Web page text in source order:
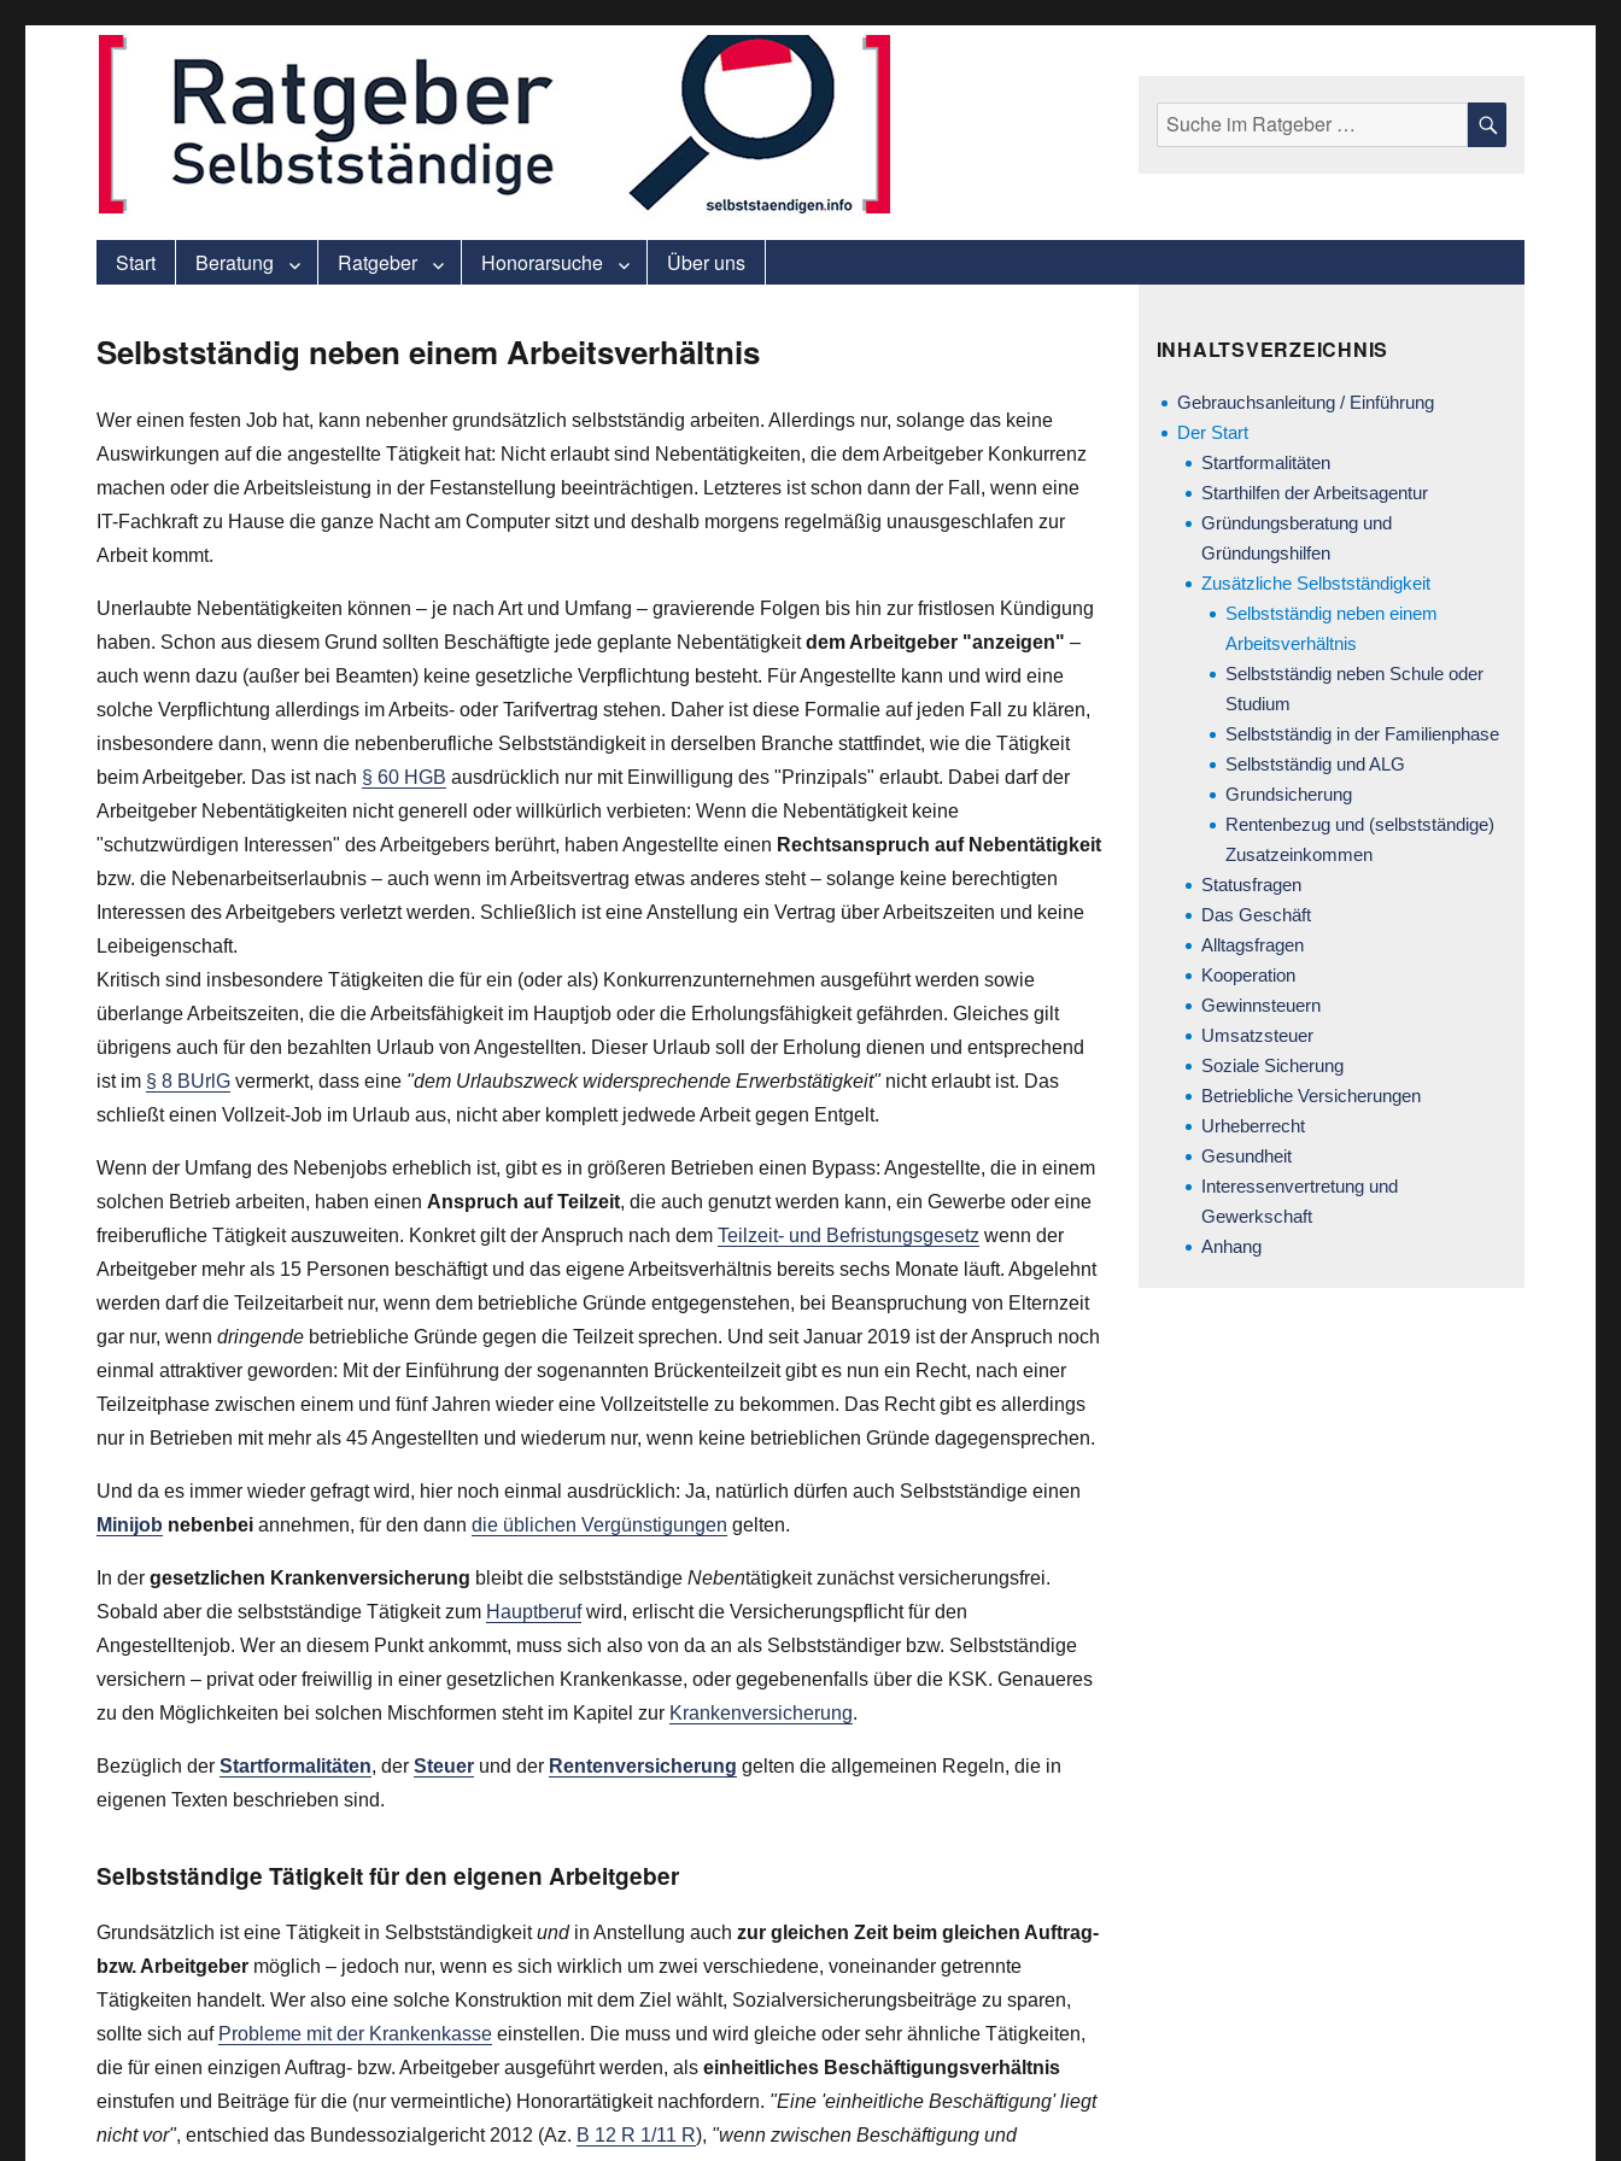
selbststaendigen.info
ver.di-Beratung für Solo-Selbstständige – praxisnah und individuell.
Suche
nach:
Start Beratung Ratgeber Honorarsuche Über uns
Selbstständig neben einem Arbeitsverhältnis
Wer einen festen Job hat, kann nebenher grundsätzlich selbstständig arbeiten. Allerdings nur, solange das keine
Auswirkungen auf die angestellte Tätigkeit hat: Nicht erlaubt sind Nebentätigkeiten, die dem Arbeitgeber Konkurrenz
machen oder die Arbeitsleistung in der Festanstellung beeinträchtigen. Letzteres ist schon dann der Fall, wenn eine
IT-Fachkraft zu Hause die ganze Nacht am Computer sitzt und deshalb morgens regelmäßig unausgeschlafen zur
Arbeit kommt.
Unerlaubte Nebentätigkeiten können – je nach Art und Umfang – gravierende Folgen bis hin zur fristlosen Kündigung
haben. Schon aus diesem Grund sollten Beschäftigte jede geplante Nebentätigkeitdem Arbeitgeber "anzeigen" –
auch wenn dazu (außer bei Beamten) keine gesetzliche Verpflichtung besteht. Für Angestellte kann und wird eine
solche Verpflichtung allerdings im Arbeits- oder Tarifvertrag stehen. Daher ist diese Formalie auf jeden Fall zu klären,
insbesondere dann, wenn die nebenberufliche Selbstständigkeit in derselben Branche stattfindet, wie die Tätigkeit
beim Arbeitgeber. Das ist nach § 60 HGB ausdrücklich nur mit Einwilligung des "Prinzipals" erlaubt. Dabei darf der
Arbeitgeber Nebentätigkeiten nicht generell oder willkürlich verbieten: Wenn die Nebentätigkeit keine
"schutzwürdigen Interessen" des Arbeitgebers berührt, haben Angestellte einen Rechtsanspruch auf Nebentätigkeit
bzw. die Nebenarbeitserlaubnis – auch wenn im Arbeitsvertrag etwas anderes steht – solange keine berechtigten
Interessen des Arbeitgebers verletzt werden. Schließlich ist eine Anstellung ein Vertrag über Arbeitszeiten und keine
Leibeigenschaft.
Kritisch sind insbesondere Tätigkeiten die für ein (oder als) Konkurrenzunternehmen ausgeführt werden sowie
überlange Arbeitszeiten, die die Arbeitsfähigkeit im Hauptjob oder die Erholungsfähigkeit gefährden. Gleiches gilt
übrigens auch für den bezahlten Urlaub von Angestellten. Dieser Urlaub soll der Erholung dienen und entsprechend
ist im § 8 BUrlG vermerkt, dass eine "dem Urlaubszweck widersprechende Erwerbstätigkeit"nicht erlaubt ist. Das
schließt einen Vollzeit-Job im Urlaub aus, nicht aber komplett jedwede Arbeit gegen Entgelt.
Wenn der Umfang des Nebenjobs erheblich ist, gibt es in größeren Betrieben einen Bypass: Angestellte, die in einem
solchen Betrieb arbeiten, haben einen Anspruch auf Teilzeit, die auch genutzt werden kann, ein Gewerbe oder eine
freiberufliche Tätigkeit auszuweiten. Konkret gilt der Anspruch nach demTeilzeit- und Befristungsgesetz wenn der
Arbeitgeber mehr als 15 Personen beschäftigt und das eigene Arbeitsverhältnis bereits sechs Monate läuft. Abgelehnt
werden darf die Teilzeitarbeit nur, wenn dem betriebliche Gründe entgegenstehen, bei Beanspruchung von Elternzeit
gar nur, wenndringende betriebliche Gründe gegen die Teilzeit sprechen. Und seit Januar 2019 ist der Anspruch noch
einmal attraktiver geworden: Mit der Einführung der sogenannten Brückenteilzeit gibt es nun ein Recht, nach einer
Teilzeitphase zwischen einem und fünf Jahren wieder eine Vollzeitstelle zu bekommen. Das Recht gibt es allerdings
nur in Betrieben mit mehr als 45 Angestellten und wiederum nur, wenn keine betrieblichen Gründe dagegensprechen.
Und da es immer wieder gefragt wird, hier noch einmal ausdrücklich: Ja, natürlich dürfen auch Selbstständige einen
Minijob nebenbei annehmen, für den danndie üblichen Vergünstigungen gelten.
In dergesetzlichen Krankenversicherung bleibt die selbstständigeNebentätigkeit zunächst versicherungsfrei.
Sobald aber die selbstständige Tätigkeit zum Hauptberufwird, erlischt die Versicherungspflicht für den
Angestelltenjob. Wer an diesem Punkt ankommt, muss sich also von da an als Selbstständiger bzw. Selbstständige
versichern – privat oder freiwillig in einer gesetzlichen Krankenkasse, oder gegebenenfalls über die KSK. Genaueres
zu den Möglichkeiten bei solchen Mischformen steht im Kapitel zur Krankenversicherung.
Bezüglich derStartformalitäten, derSteuer und der Rentenversicherung gelten die allgemeinen Regeln, die in
eigenen Texten beschrieben sind.
Selbstständige Tätigkeit für den eigenen Arbeitgeber
Grundsätzlich ist eine Tätigkeit in Selbstständigkeitundin Anstellung auchzur gleichen Zeit beim gleichen Auftrag-
bzw. Arbeitgeber möglich – jedoch nur, wenn es sich wirklich um zwei verschiedene, voneinander getrennte
Tätigkeiten handelt. Wer also eine solche Konstruktion mit dem Ziel wählt, Sozialversicherungsbeiträge zu sparen,
sollte sich auf Probleme mit der Krankenkasse einstellen. Die muss und wird gleiche oder sehr ähnliche Tätigkeiten,
die für einen einzigen Auftrag- bzw. Arbeitgeber ausgeführt werden, alseinheitliches Beschäftigungsverhältnis
einstufen und Beiträge für die (nur vermeintliche) Honorartätigkeit nachfordern. "Eine 'einheitliche Beschäftigung' liegt
nicht vor", entschied das Bundessozialgericht 2012 (Az. B 12 R 1/11 R), "wenn zwischen Beschäftigung und
INHALTSVERZEICHNIS
Gebrauchsanleitung / Einführung
Der Start
Startformalitäten
Starthilfen der Arbeitsagentur
Gründungsberatung und
Gründungshilfen
Zusätzliche Selbstständigkeit
Selbstständig neben einem
Arbeitsverhältnis
Selbstständig neben Schule oder
Studium
Selbstständig in der Familienphase
Selbstständig und ALG
Grundsicherung
Rentenbezug und (selbstständige)
Zusatzeinkommen
Statusfragen
Das Geschäft
Alltagsfragen
Kooperation
Gewinnsteuern
Umsatzsteuer
Soziale Sicherung
Betriebliche Versicherungen
Urheberrecht
Gesundheit
Interessenvertretung und
Gewerkschaft
Anhang